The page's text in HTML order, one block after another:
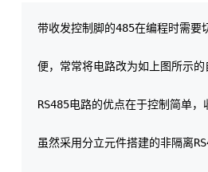
带收发控制脚的485在编程时需要
便，常常将电路改为如上图所示
RS485电路的优点在于控制简单，
虽然采用分立元件搭建的非隔离